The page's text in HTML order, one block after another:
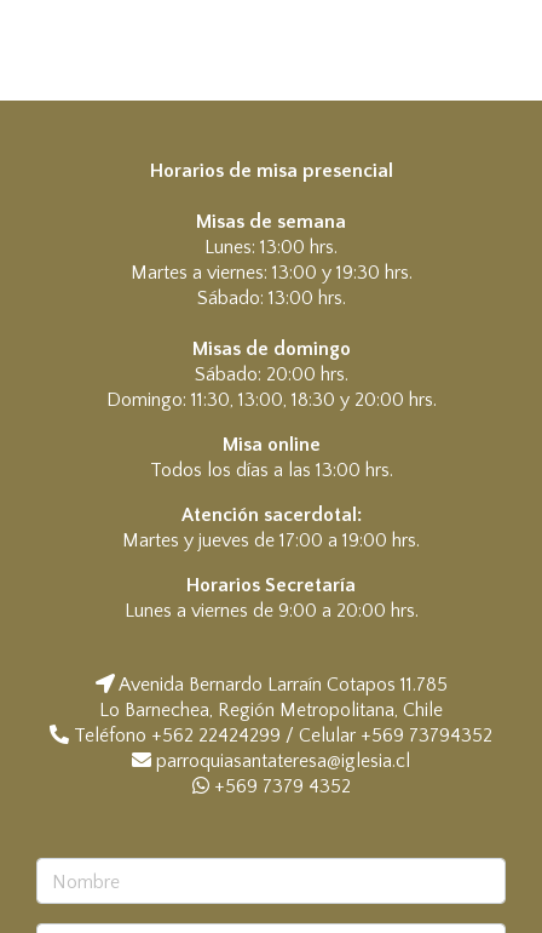
Horarios de misa presencial
Misas de semana
Lunes: 13:00 hrs.
Martes a viernes: 13:00 y 19:30 hrs.
Sábado: 13:00 hrs.
Misas de domingo
Sábado: 20:00 hrs.
Domingo: 11:30, 13:00, 18:30 y 20:00 hrs.
Misa online
Todos los días a las 13:00 hrs.
Atención sacerdotal:
Martes y jueves de 17:00 a 19:00 hrs.
Horarios Secretaría
Lunes a viernes de 9:00 a 20:00 hrs.
Avenida Bernardo Larraín Cotapos 11.785
Lo Barnechea, Región Metropolitana, Chile
Teléfono +562 22424299 / Celular +569 73794352
parroquiasantateresa@iglesia.cl
+569 7379 4352